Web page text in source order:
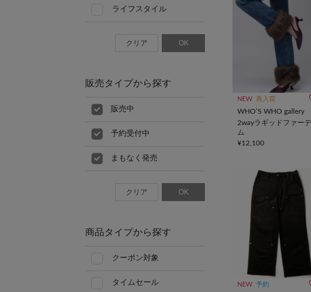
NEW 再入荷
WHO’S WHO gallery
2wayラギッドファー
ム
¥12,100
NEW 予約
ライフスタイル
クリア OK
販売タイプから探す
販売中
予約受付中
まもなく発売
クリア OK
商品タイプから探す
クーポン対象
タイムセール